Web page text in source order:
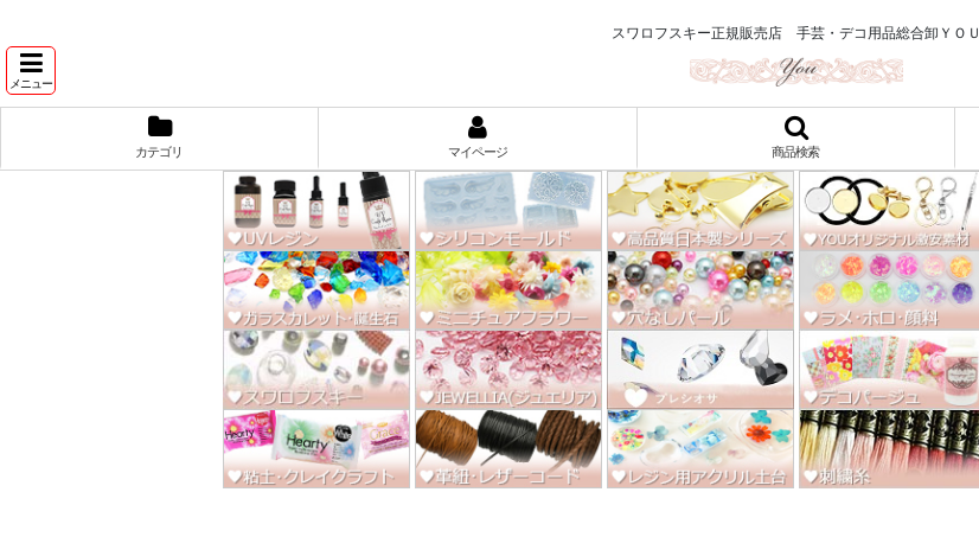
スワロフスキー正規販売店 手芸・デコ用品総合卸ＹＯＵ
メニュー
カテゴリ マイページ 商品検索